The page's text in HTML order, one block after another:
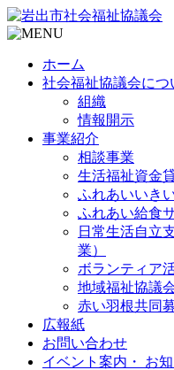
ホーム
社会福祉協議会につ
組織
情報開示
事業紹介
相談事業
生活福祉資金
ふれあいいき
ふれあい給食
日常生活自立
業）
ボランティア
地域福祉協議
赤い羽根共同
広報紙
お問い合わせ
イベント案内・ お